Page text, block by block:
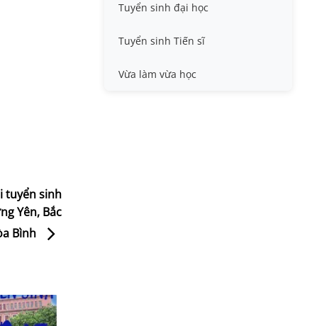
tuyển sinh
Yên, Bắc
Bình
Tuyển sinh đại học
Tuyển sinh Tiến sĩ
Vừa làm vừa học